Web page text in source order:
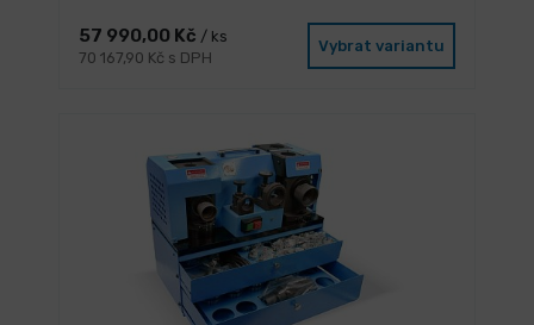
57 990,00 Kč / ks
70 167,90 Kč s DPH
Vybrat variantu